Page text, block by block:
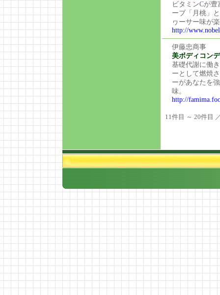
ビタミンCが
ーブ「月桃」
ヮーサー味が
http://
伊藤忠商事
美ボディコン
基礎代謝に働
ーとして燃焼
ーがあなたを
味。
http://
11件目 ～ 20件目